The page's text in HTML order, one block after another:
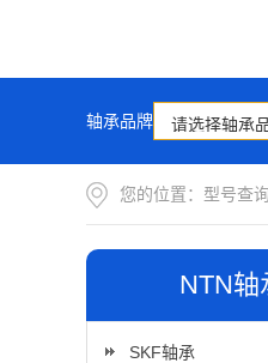
轴承品牌
您的位置： 型号查询
NTN轴
SKF轴承